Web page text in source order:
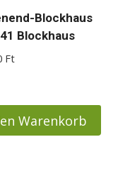
Blockhaus
Blockhaus
Ft
Warenkorb